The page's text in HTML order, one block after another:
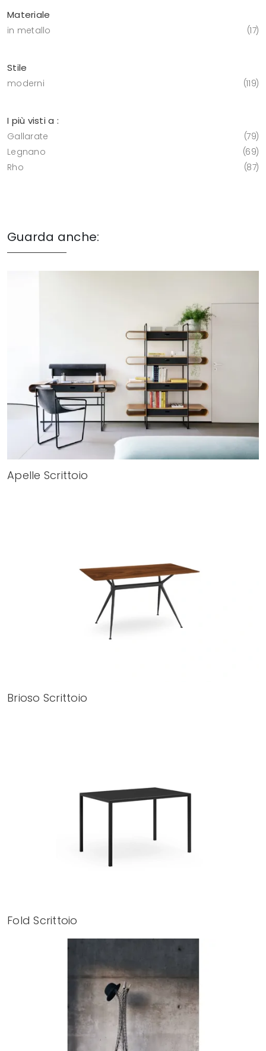
Materiale
in metallo 17
Stile
moderni 119
I più visti a :
Gallarate
79
Legnano
69
Rho
87
Guarda anche:
Apelle Scrittoio
Brioso Scrittoio
Fold Scrittoio